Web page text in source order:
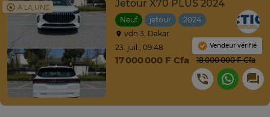
A LA UNE Jetour X70 PLUS 2024
Neuf jetour 2024
Automatique
vdn 3, Dakar
23. juil., 09:48
17 000 000 F Cfa 18 000 000 F Cfa
Vendeur vérifié